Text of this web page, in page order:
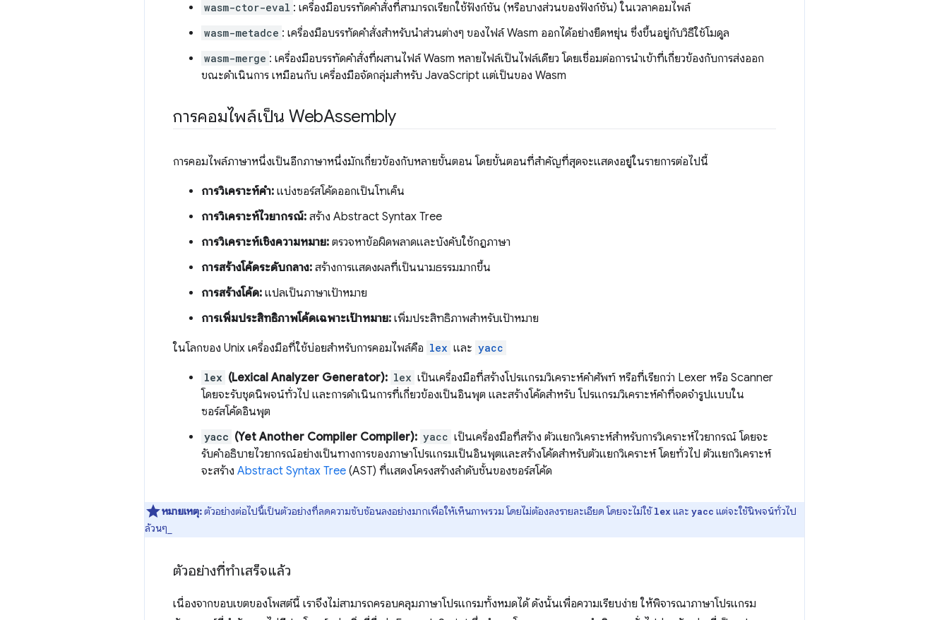
wasm-ctor-eval : เครื่องมือบรรทัดคำสั่งที่สามารถเรียกใช้ฟังก์ชัน (หรือบางส่วนของฟังก์ชัน) ในเวลาคอมไพล์
wasm-metadce : เครื่องมือบรรทัดคำสั่งสำหรับนำส่วนต่างๆ ของไฟล์ Wasm ออกได้อย่างยืดหยุ่น ซึ่งขึ้นอยู่กับวิธีใช้โมดูล
wasm-merge : เครื่องมือบรรทัดคำสั่งที่ผสานไฟล์ Wasm หลายไฟล์เป็นไฟล์เดียว โดยเชื่อมต่อการนำเข้าที่เกี่ยวข้องกับการส่งออก
ขณะดำเนินการ เหมือนกับ เครื่องมือจัดกลุ่มสำหรับ JavaScript แต่เป็นของ Wasm
การคอมไพล์เป็น WebAssembly
การคอมไพล์ภาษาหนึ่งเป็นอีกภาษาหนึ่งมักเกี่ยวข้องกับหลายขั้นตอน โดยขั้นตอนที่สำคัญที่สุดจะแสดงอยู่ในรายการต่อไปนี้
การวิเคราะห์คำ: แบ่งซอร์สโค้ดออกเป็นโทเค็น
การวิเคราะห์ไวยากรณ์: สร้าง Abstract Syntax Tree
การวิเคราะห์เชิงความหมาย: ตรวจหาข้อผิดพลาดและบังคับใช้กฎภาษา
การสร้างโค้ดระดับกลาง: สร้างการแสดงผลที่เป็นนามธรรมมากขึ้น
การสร้างโค้ด: แปลเป็นภาษาเป้าหมาย
การเพิ่มประสิทธิภาพโค้ดเฉพาะเป้าหมาย: เพิ่มประสิทธิภาพสำหรับเป้าหมาย
ในโลกของ Unix เครื่องมือที่ใช้บ่อยสำหรับการคอมไพล์คือ lex และ yacc
lex (Lexical Analyzer Generator): lex เป็นเครื่องมือที่สร้างโปรแกรมวิเคราะห์คำศัพท์ หรือที่เรียกว่า Lexer หรือ Scanner
โดยจะรับชุดนิพจน์ทั่วไป และการดำเนินการที่เกี่ยวข้องเป็นอินพุต และสร้างโค้ดสำหรับ โปรแกรมวิเคราะห์คำที่จดจำรูปแบบใน
ซอร์สโค้ดอินพุต
yacc (Yet Another Compiler Compiler): yacc เป็นเครื่องมือที่สร้าง ตัวแยกวิเคราะห์สำหรับการวิเคราะห์ไวยากรณ์ โดยจะ
รับคำอธิบายไวยากรณ์อย่างเป็นทางการของภาษาโปรแกรมเป็นอินพุตและสร้างโค้ดสำหรับตัวแยกวิเคราะห์ โดยทั่วไป ตัวแยกวิเคราะห์
จะสร้าง Abstract Syntax Tree (AST) ที่แสดงโครงสร้างลำดับชั้นของซอร์สโค้ด
หมายเหตุ:ตัวอย่างต่อไปนี้เป็นตัวอย่างที่ลดความซับซ้อนลงอย่างมากเพื่อให้เห็นภาพรวม โดยไม่ต้องลงรายละเอียด โดยจะไม่ใช้lex และ yacc แต่จะใช้นิพจน์ทั่วไป
ล้วนๆ_
ตัวอย่างที่ทำเสร็จแล้ว
เนื่องจากขอบเขตของโพสต์นี้ เราจึงไม่สามารถครอบคลุมภาษาโปรแกรมทั้งหมดได้ ดังนั้นเพื่อความเรียบง่าย ให้พิจารณาภาษาโปรแกรม